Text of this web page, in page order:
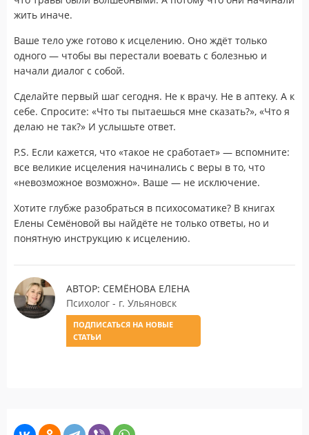
жить иначе.
Ваше тело уже готово к исцелению. Оно ждёт только
одного — чтобы вы перестали воевать с болезнью и
начали диалог с собой.
Сделайте первый шаг сегодня. Не к врачу. Не в аптеку. А к
себе. Спросите: «Что ты пытаешься мне сказать?», «Что я
делаю не так?» И услышьте ответ.
P.S. Если кажется, что «такое не сработает» — вспомните:
все великие исцеления начинались с веры в то, что
«невозможное возможно». Ваше — не исключение.
Хотите глубже разобраться в психосоматике? В книгах
Елены Семёновой вы найдёте не только ответы, но и
понятную инструкцию к исцелению.
АВТОР: СЕМЁНОВА ЕЛЕНА
Психолог - г. Ульяновск
ПОДПИСАТЬСЯ НА НОВЫЕ
СТАТЬИ